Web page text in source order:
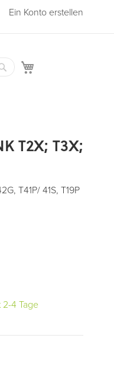
Ein Konto erstellen
Suche
T2X; T3X;
T41P/ 41S, T19P
2-4 Tage